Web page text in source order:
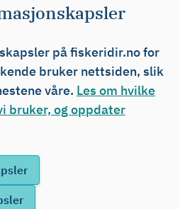
på fiskeridir.no for
bruker nettsiden, slik
våre. Les om hvilke
bruker, og oppdater